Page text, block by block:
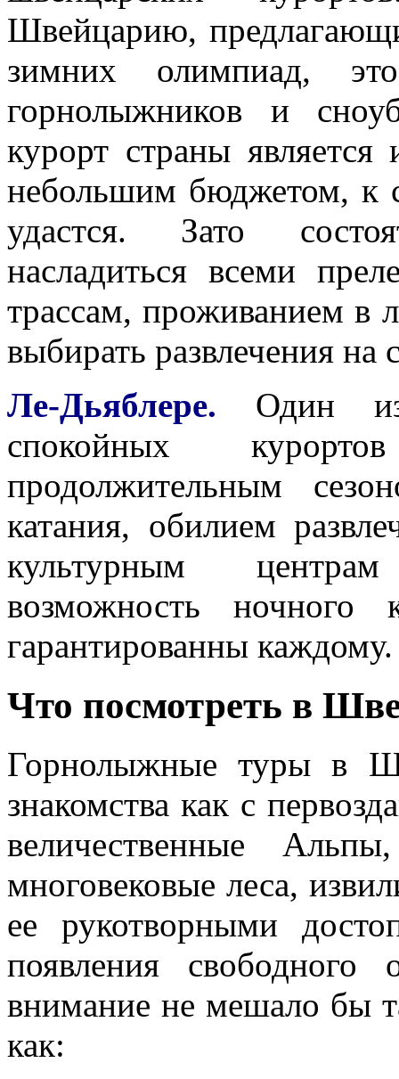
Швейцарию,
зимних олимпиад,
горнолыжников и
курорт страны
небольшим бюджетом, к
удастся. Зато
насладиться всеми
трассам, проживанием в
выбирать развлечения на
Ле-Дьяблере. Один из
спокойных
продолжительным
катания, обилием
культурным
возможность ночного
гарантированны каждому.
Что посмотреть в
Горнолыжные туры в
знакомства как с
величественные
многовековые леса,
ее рукотворными
появления свободного
внимание не мешало бы
как: